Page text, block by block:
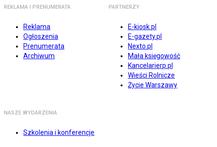
REKLAMA I PRENUMERATA
Reklama
Ogłoszenia
Prenumerata
Archiwum
PARTNERZY
E-kiosk.pl
E-gazety.pl
Nexto.pl
Mała księgowość
Kancelarierp.pl
Wieści Rolnicze
Życie Warszawy
NASZE WYDARZENIA
Szkolenia i konferencje